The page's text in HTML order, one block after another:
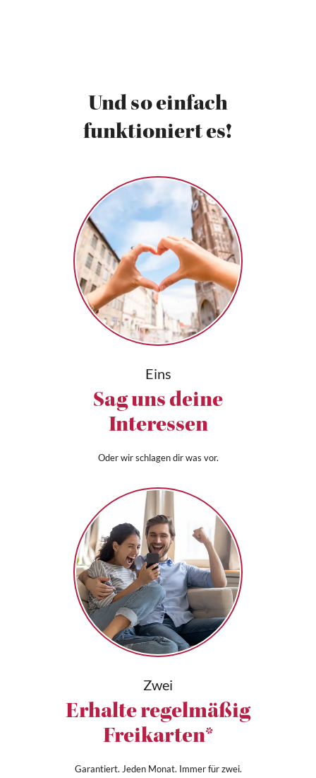
Und so einfach
funktioniert es!
Eins
Sag uns deine
Interessen
Oder wir schlagen dir was vor.
Zwei
Erhalte regelmäßig
Freikarten*
Garantiert. Jeden Monat. Immer für zwei.